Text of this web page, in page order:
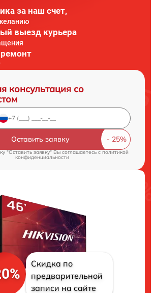
за наш счет,
выезд курьера
консультация со
Оставить заявку
"Оставить заявку" Вы соглашаетесь cполитикой
конфиденциальности
Скидка по
предварительной
записи на сайте